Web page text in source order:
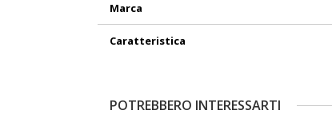
Marca
Caratteristica
POTREBBERO INTERESSARTI